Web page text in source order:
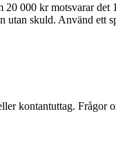
000 kr motsvarar
skuld. Använd ett
Frågor